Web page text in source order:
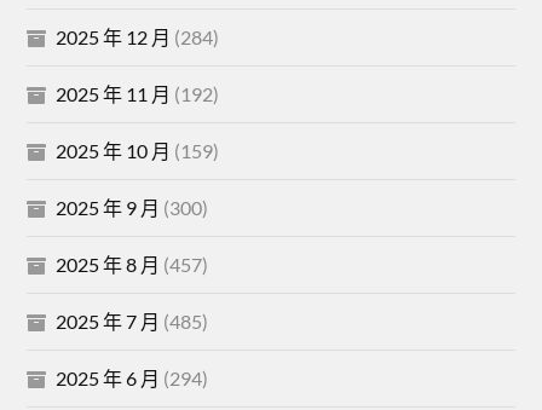
2025 年 12 月 (284)
2025 年 11 月 (192)
2025 年 10 月 (159)
2025 年 9 月 (300)
2025 年 8 月 (457)
2025 年 7 月 (485)
2025 年 6 月 (294)